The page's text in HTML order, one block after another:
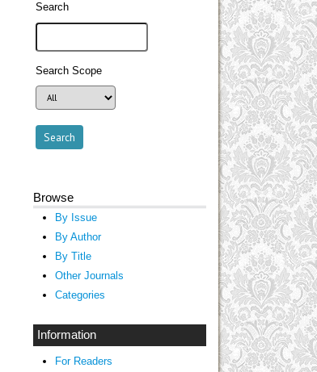
Search
Search Scope
Browse
By Issue
By Author
By Title
Other Journals
Categories
Information
For Readers